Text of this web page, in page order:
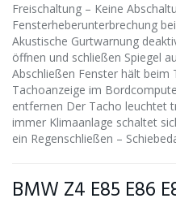
Freischaltung – Keine
Fensterheberunterbrechung
Akustische Gurtwarnung
öffnen und schließen Spiegel
Abschließen Fenster hält
Tachoanzeige im
entfernen Der Tacho leuchtet
immer Klimaanlage schaltet
ein Regenschließen –
BMW Z4 E85 E86